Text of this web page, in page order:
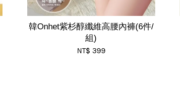
韓Onhet紫杉醇纖維高腰內褲(6件/
組)
NT$ 399